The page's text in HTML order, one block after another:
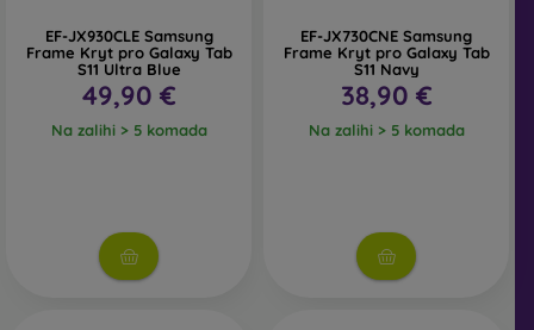
Ako ste tehnički tip i znate sami popraviti pokvareni uređaj
bez posjete servisu, bit će vam dovoljni zamjenski servisni
budite oprezni.
EF-JX930CLE Samsung
Frame Kryt pro Galaxy Tab
S11 Ultra Blue
49,90 €
Na zalihi > 5 komada
EF-JX730CNE Samsung
Frame Kryt pro Galaxy Tab
S11 Navy
38,90 €
Na zalihi > 5 komada